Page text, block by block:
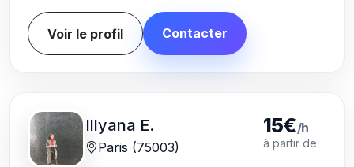
Voir le profil Contacter
Illyana E.
Paris (75003)
15€/h
à partir de